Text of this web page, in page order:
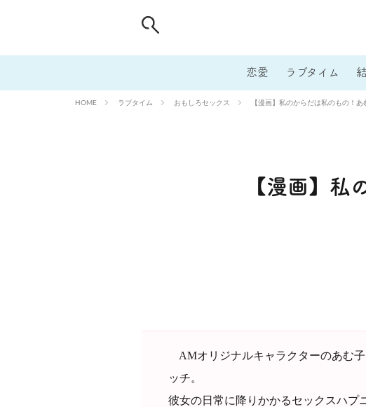
恋愛 ラブタイム
HOME ラブタイム おもしろセックス 【漫画】私のからだは私のもの！あ
【漫画】私
AMオリジナルキャラクターのあむ
ッチ。
彼女の日常に降りかかるセックスハプ